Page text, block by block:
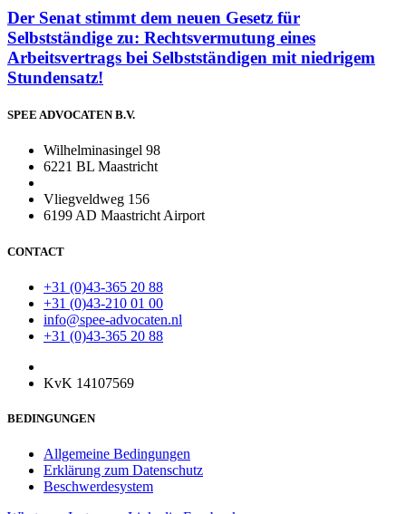
Der Senat stimmt dem neuen Gesetz für
Selbstständige zu: Rechtsvermutung eines
Arbeitsvertrags bei Selbstständigen mit niedrigem
Stundensatz!
SPEE ADVOCATEN B.V.
Wilhelminasingel 98
6221 BL Maastricht
Vliegveldweg 156
6199 AD Maastricht Airport
CONTACT
+31 (0)43-365 20 88
+31 (0)43-210 01 00
info@spee-advocaten.nl
+31 (0)43-365 20 88
KvK 14107569
BEDINGUNGEN
Allgemeine Bedingungen
Erklärung zum Datenschutz
Beschwerdesystem